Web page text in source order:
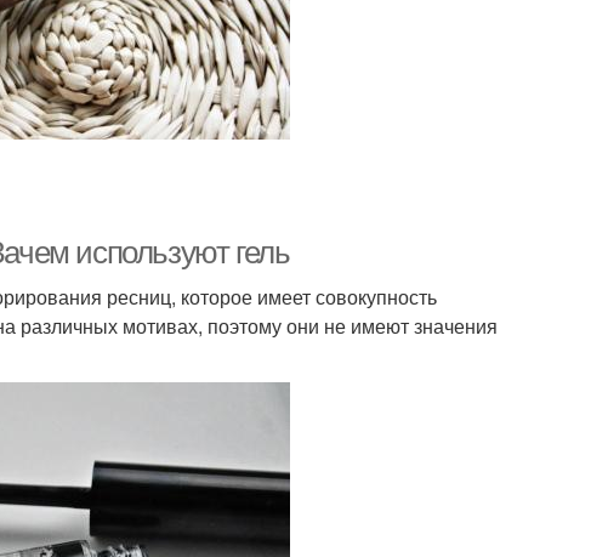
используют гель
ресниц, которое имеет совокупность
различных мотивах, поэтому они не имеют значения